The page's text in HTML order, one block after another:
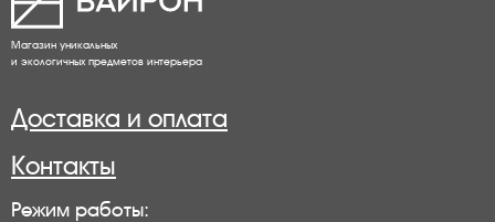
Магазин уникальных
и экологичных предметов интерьера
Доставка и оплата
Контакты
Режим работы: